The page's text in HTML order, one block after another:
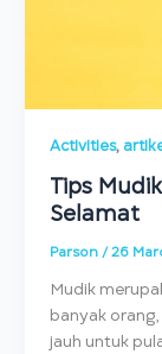
Activities,
Tips
Selamat
Parson/26
Mudik
banyak
jauh untuk